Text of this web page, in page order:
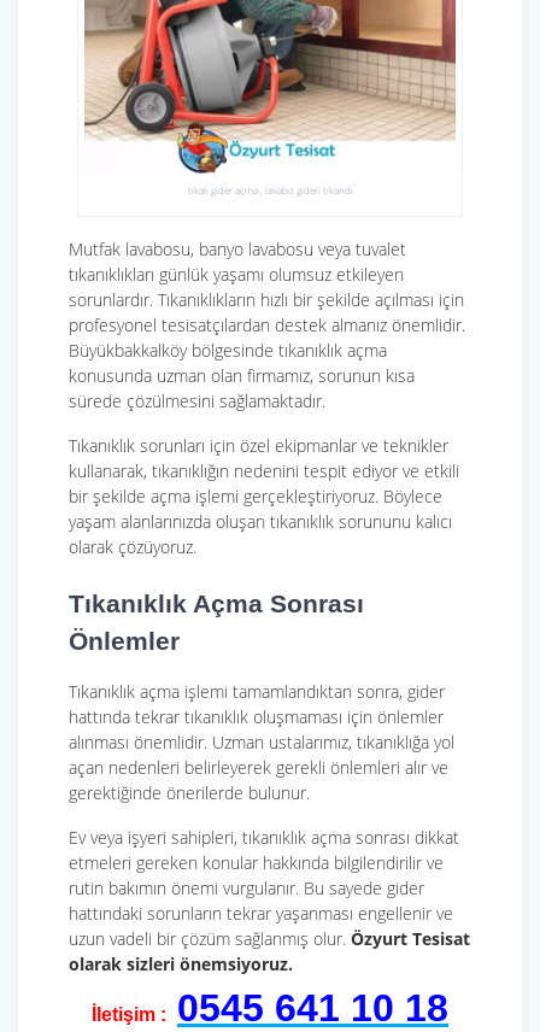
tıkalı gider açma , lavabo gideri tıkandı
Mutfak lavabosu, banyo lavabosu veya tuvalet
tıkanıklıkları günlük yaşamı olumsuz etkileyen
sorunlardır. Tıkanıklıkların hızlı bir şekilde açılması için
profesyonel tesisatçılardan destek almanız önemlidir.
Büyükbakkalköy bölgesinde tıkanıklık açma
konusunda uzman olan firmamız, sorunun kısa
sürede çözülmesini sağlamaktadır.
Tıkanıklık sorunları için özel ekipmanlar ve teknikler
kullanarak, tıkanıklığın nedenini tespit ediyor ve etkili
bir şekilde açma işlemi gerçekleştiriyoruz. Böylece
yaşam alanlarınızda oluşan tıkanıklık sorununu kalıcı
olarak çözüyoruz.
Tıkanıklık Açma Sonrası
Önlemler
Tıkanıklık açma işlemi tamamlandıktan sonra, gider
hattında tekrar tıkanıklık oluşmaması için önlemler
alınması önemlidir. Uzman ustalarımız, tıkanıklığa yol
açan nedenleri belirleyerek gerekli önlemleri alır ve
gerektiğinde önerilerde bulunur.
Ev veya işyeri sahipleri, tıkanıklık açma sonrası dikkat
etmeleri gereken konular hakkında bilgilendirilir ve
rutin bakımın önemi vurgulanır. Bu sayede gider
hattındaki sorunların tekrar yaşanması engellenir ve
uzun vadeli bir çözüm sağlanmış olur. Özyurt Tesisat
olarak sizleri önemsiyoruz.
İletişim : 0545 641 10 18